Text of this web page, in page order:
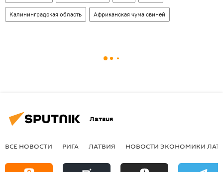
Калининградская область Африканская чума свиней
Латвия
ВСЕ НОВОСТИ РИГА ЛАТВИЯ НОВОСТИ ЭКОНОМИКИ